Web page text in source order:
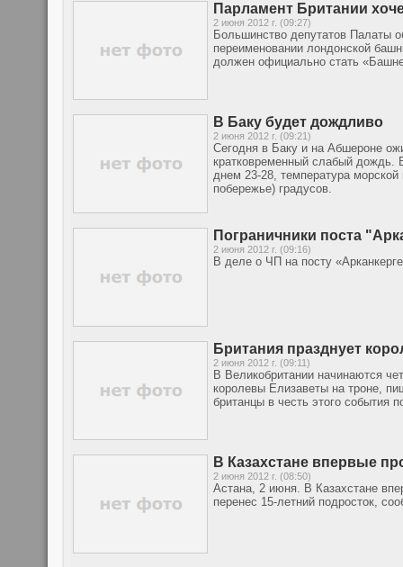
Парламент Британии
2 июня 2012 г. (09:27)
Большинство депутатов Палаты
переименовании лондонской
должен официально стать
В Баку будет дождливо
2 июня 2012 г. (09:21)
Сегодня в Баку и на Абшероне
кратковременный слабый дождь.
днем 23-28, температура
побережье) градусов.
Пограничники поста
2 июня 2012 г. (09:16)
В деле о ЧП на посту
Британия празднует
2 июня 2012 г. (09:11)
В Великобритании начинаются
королевы Елизаветы на троне,
британцы в честь этого события
В Казахстане впервые
2 июня 2012 г. (08:50)
Астана, 2 июня. В Казахстане
перенес 15-летний подросток,